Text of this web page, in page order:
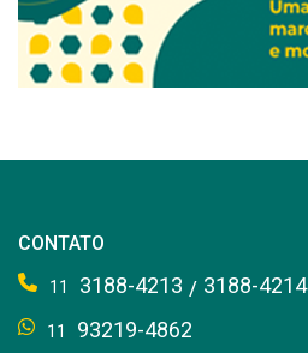
CONTATO
11 3188-4213 / 3188-4214
11 93219-4862